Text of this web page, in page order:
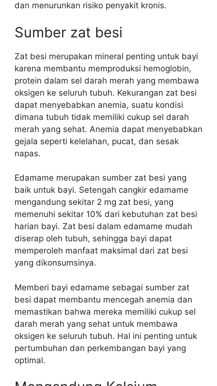
dan menurunkan risiko penyakit kronis.
Sumber zat besi
Zat besi merupakan mineral penting untuk bayi
karena membantu memproduksi hemoglobin,
protein dalam sel darah merah yang membawa
oksigen ke seluruh tubuh. Kekurangan zat besi
dapat menyebabkan anemia, suatu kondisi
dimana tubuh tidak memiliki cukup sel darah
merah yang sehat. Anemia dapat menyebabkan
gejala seperti kelelahan, pucat, dan sesak
napas.
Edamame merupakan sumber zat besi yang
baik untuk bayi. Setengah cangkir edamame
mengandung sekitar 2 mg zat besi, yang
memenuhi sekitar 10% dari kebutuhan zat besi
harian bayi. Zat besi dalam edamame mudah
diserap oleh tubuh, sehingga bayi dapat
memperoleh manfaat maksimal dari zat besi
yang dikonsumsinya.
Memberi bayi edamame sebagai sumber zat
besi dapat membantu mencegah anemia dan
memastikan bahwa mereka memiliki cukup sel
darah merah yang sehat untuk membawa
oksigen ke seluruh tubuh. Hal ini penting untuk
pertumbuhan dan perkembangan bayi yang
optimal.